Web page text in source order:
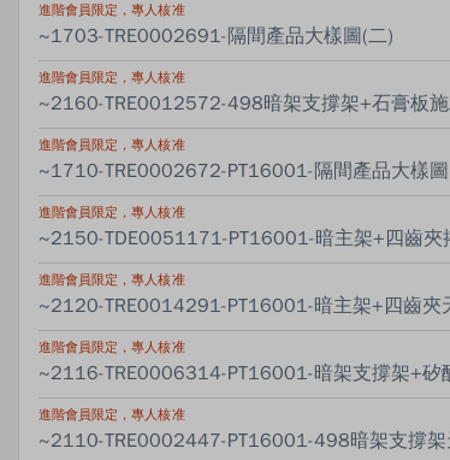
進階會員限定，專人核准
~1703-TRE0002691-隔間產品大樣圖(二)
進階會員限定，專人核准
~2160-TRE0012572-498暗架支撐架+石膏板施
進階會員限定，專人核准
~1710-TRE0002672-PT16001-隔間產品大樣圖
進階會員限定，專人核准
~2150-TDE0051171-PT16001-暗主架+四齒夾
進階會員限定，專人核准
~2120-TRE0014291-PT16001-暗主架+四齒夾
進階會員限定，專人核准
~2116-TRE0006314-PT16001-暗架支撐架+矽
進階會員限定，專人核准
~2110-TRE0002447-PT16001-498暗架支撐